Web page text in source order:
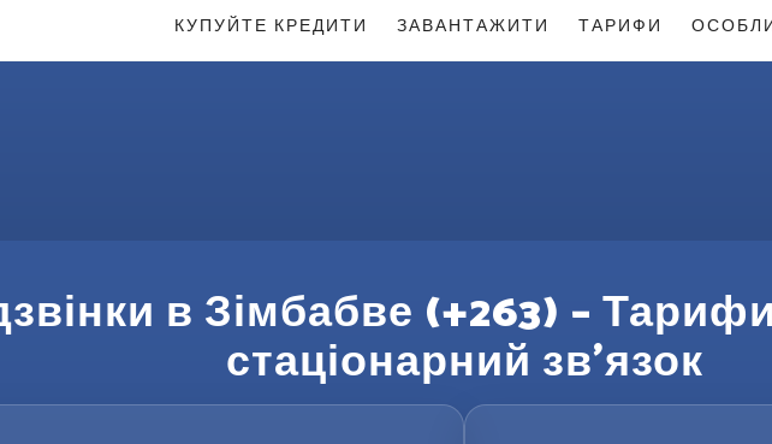
КУПУЙТЕ КРЕДИТИ ЗАВАНТАЖИТИ ТАРИФИ
в Зімбабве (+263) –
стаціонарний зв’язок